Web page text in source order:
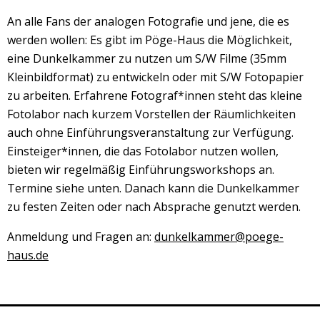
An alle Fans der analogen Fotografie und jene, die es
werden wollen: Es gibt im Pöge-Haus die Möglichkeit,
eine Dunkelkammer zu nutzen um S/W Filme (35mm
Kleinbildformat) zu entwickeln oder mit S/W Fotopapier
zu arbeiten. Erfahrene Fotograf*innen steht das kleine
Fotolabor nach kurzem Vorstellen der Räumlichkeiten
auch ohne Einführungsveranstaltung zur Verfügung.
Einsteiger*innen, die das Fotolabor nutzen wollen,
bieten wir regelmäßig Einführungsworkshops an.
Termine siehe unten. Danach kann die Dunkelkammer
zu festen Zeiten oder nach Absprache genutzt werden.
Anmeldung und Fragen an: dunkelkammer@poege-
haus.de